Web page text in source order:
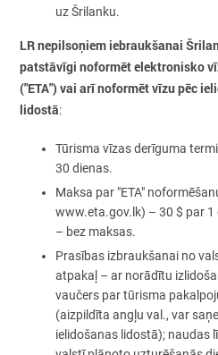
uz Šrilanku.
LR nepilsoņiem iebraukšanai
patstāvīgi noformēt elektronisko
("ETA") vai arī noformēt vīzu pēc
lidostā:
Tūrisma vīzas derīguma
30 dienas.
Maksa par "ETA"
www.eta.gov.lk) – 30 $ par 1
– bez maksas.
Prasības izbraukšanai no
atpakaļ – ar norādītu
vaučers par tūrisma
(aizpildīta angļu val., var
ielidošanas lidostā); naudas